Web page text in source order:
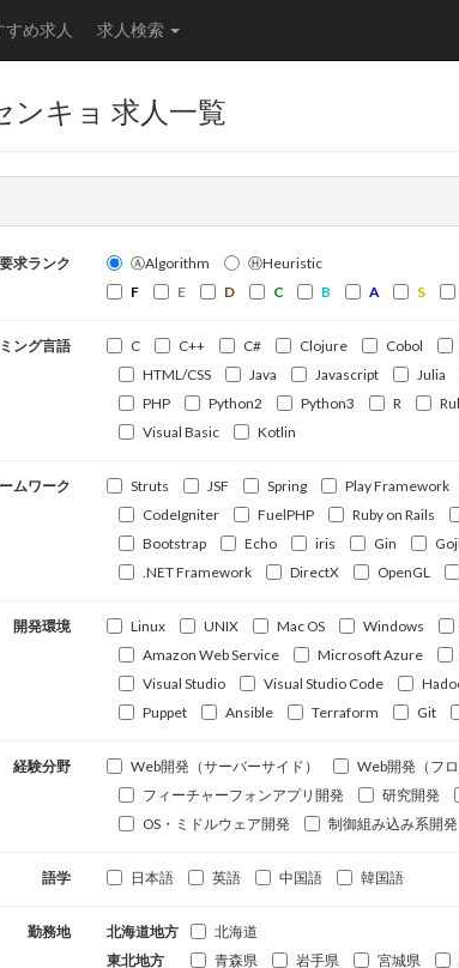
すめ求人 求人検索
ンキョ 求人一覧
要求ランク ⒶAlgorithm
ⒽHeuristic
F
E D C B A S
ング言語 C C++ C# Clojure Cobol
HTML/CSS
Java Javascript Julia
PHP
Python2 Python3 R
Visual Basic
Kotlin
ムワーク Struts JSF Spring Play Framework
CodeIgniter
FuelPHP Ruby on Rails
Bootstrap
Echo iris Gin
.NET Framework
DirectX OpenGL
開発環境 Linux UNIX Mac OS Windows
Amazon Web Service
Microsoft Azure
Visual Studio
Visual Studio Code
Puppet
Ansible Terraform Git
経験分野 Web開発（サーバーサイド） Web開発（フロ
フィーチャーフォンアプリ開発
研究開発
OS・ミドルウェア開発
制御組み込み系開発
語学 日本語 英語 中国語 韓国語
勤務地 北海道地方
北海道
東北地方
青森県 岩手県 宮城県